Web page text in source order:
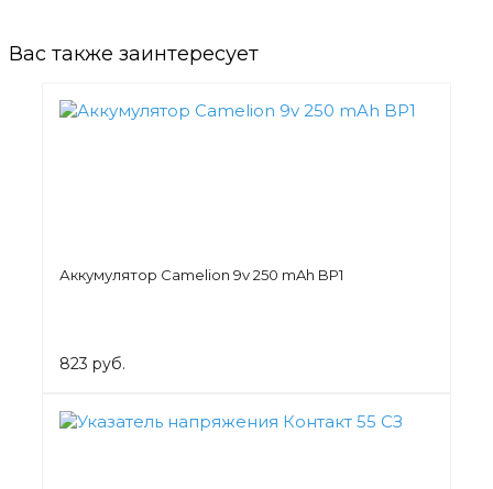
Вас также заинтересует
Аккумулятор Camelion 9v 250 mAh BP1
823 руб.